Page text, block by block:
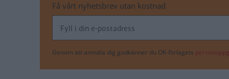
Få vårt nyhetsbrev utan kostnad
Genom att anmäla dig godkänner du OK-förlagets